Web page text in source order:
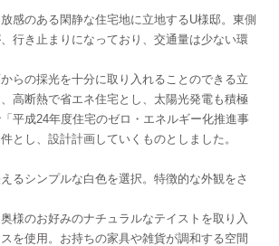
感のある閑静な住宅地に立地するU様邸。東側
行き止まりになっており、交通量は少ない環
らの採光を十分に取り入れることのできる立
高断熱で省エネ住宅とし、太陽光発電も積極
平成24年度住宅のゼロ・エネルギー化推進事
とし、設計計画していくものとしました。
るシンプルな白色を選択。特徴的な外観をさ
様のお好みのナチュラルなテイストを取り入
を使用。お持ちの家具や雑貨が調和する空間